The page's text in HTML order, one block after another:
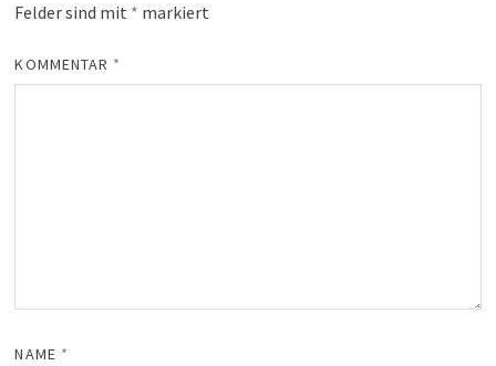
Felder sind mit * markiert
KOMMENTAR *
NAME *